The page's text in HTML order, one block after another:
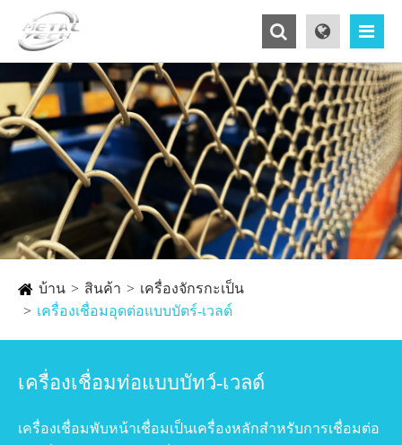
บ้าน สินค้า
เครื่องจักรกะเป็น
เครื่องเชื่อมอุดต่อแบบบัตร์-เวลด์
เครื่องเชื่อมท่อแบบบัทว์-เวลด์
เครื่องเชื่อมพับหน้าเชื่อมเป็นเครื่องหลักสำหรับการเชื่อมต่อ